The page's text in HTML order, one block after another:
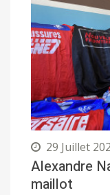
29 Juillet
Alexandre
maillot